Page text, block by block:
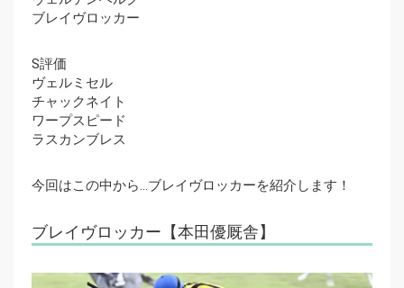
ブレイヴロッカー
S評価
ヴェルミセル
チャックネイト
ワープスピード
ラスカンブレス
今回はこの中から…ブレイヴロッカーを紹介します！
ブレイヴロッカー【本田優厩舎】